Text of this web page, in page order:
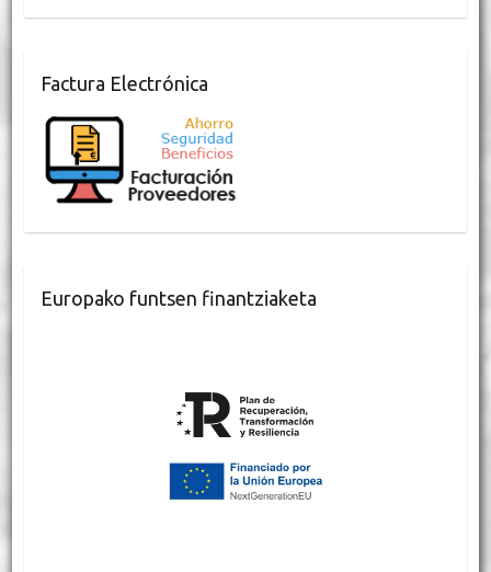
Factura Electrónica
Europako funtsen finantziaketa